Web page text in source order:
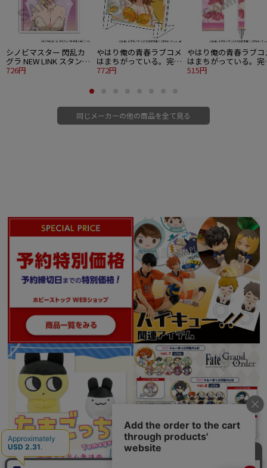
シノビマスター 閃乱カ
グラ NEW LINK スタンド
メモクリップ 両奈 パー
726円
やはり俺の青春ラブコメ
はまちがっている。完
ミニアクリルパネル 一
772円
やはり俺の青春ラブコ
はまちがっている。完
太軸ボールペン 由比ヶ
515円
同じメーカーの他の商品を全て見る